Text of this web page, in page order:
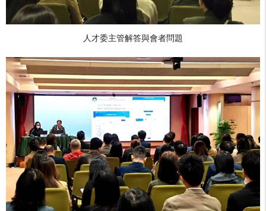
人才委主管解答與會者問題